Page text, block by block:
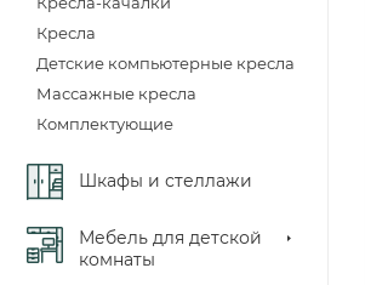
Кресла
Детские компьютерные кресла
Массажные кресла
Комплектующие
Шкафы и стеллажи
Мебель для детской
комнаты